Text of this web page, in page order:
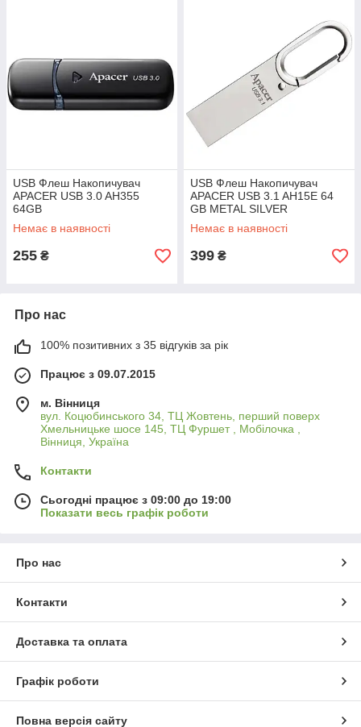
USB Флеш Накопичувач
APACER USB 3.0 AH355
64GB
Немає в наявності
255 ₴
USB Флеш Накопичувач
APACER USB 3.1 AH15E 64
GB METAL SILVER
Немає в наявності
399 ₴
Про нас
100% позитивних з 35 відгуків за рік
Працює з 09.07.2015
м. Вінниця
вул. Коцюбинського 34, ТЦ Жовтень, перший поверх
Хмельницьке шосе 145, ТЦ Фуршет , Мобілочка ,
Вінниця, Україна
Контакти
Сьогодні працює з 09:00 до 19:00
Показати весь графік роботи
Про нас
Контакти
Доставка та оплата
Графік роботи
Повна версія сайту